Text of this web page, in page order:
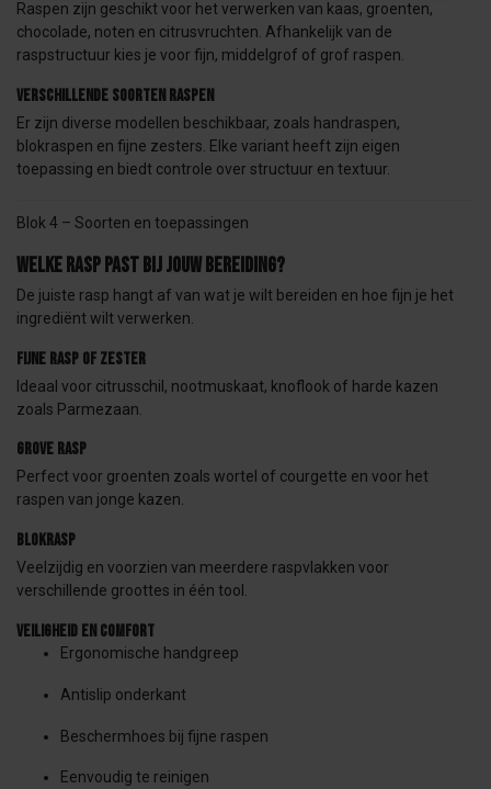
Raspen zijn geschikt voor het verwerken van kaas, groenten,
chocolade, noten en citrusvruchten. Afhankelijk van de
raspstructuur kies je voor fijn, middelgrof of grof raspen.
Verschillende soorten raspen
Er zijn diverse modellen beschikbaar, zoals handraspen,
blokraspen en fijne zesters. Elke variant heeft zijn eigen
toepassing en biedt controle over structuur en textuur.
Blok 4 – Soorten en toepassingen
Welke rasp past bij jouw bereiding?
De juiste rasp hangt af van wat je wilt bereiden en hoe fijn je het
ingrediënt wilt verwerken.
Fijne rasp of zester
Ideaal voor citrusschil, nootmuskaat, knoflook of harde kazen
zoals Parmezaan.
Grove rasp
Perfect voor groenten zoals wortel of courgette en voor het
raspen van jonge kazen.
Blokrasp
Veelzijdig en voorzien van meerdere raspvlakken voor
verschillende groottes in één tool.
Veiligheid en comfort
Ergonomische handgreep
Antislip onderkant
Beschermhoes bij fijne raspen
Eenvoudig te reinigen